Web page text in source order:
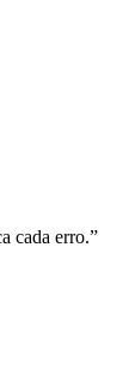
cada erro.”